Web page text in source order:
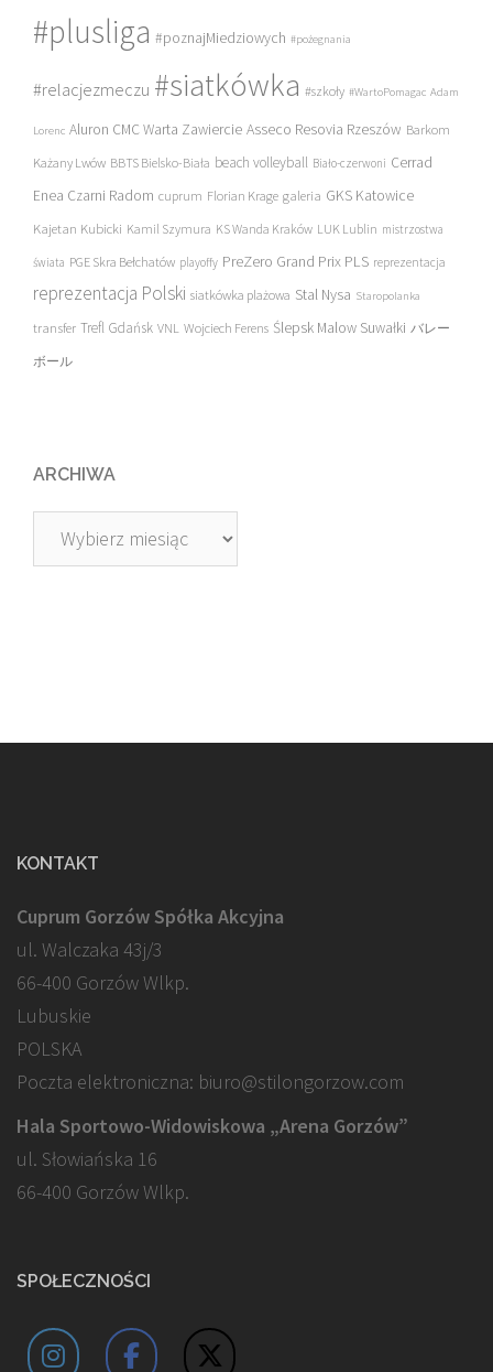
#plusliga #poznajMiedziowych #pożegnania
#relacjezmeczu #siatkówka #szkoły #WartoPomagac Adam
Lorenc Aluron CMC Warta Zawiercie Asseco Resovia Rzeszów Barkom
Każany Lwów BBTS Bielsko-Biała beach volleyball Biało-czerwoni Cerrad
Enea Czarni Radom cuprum Florian Krage galeria GKS Katowice
Kajetan Kubicki Kamil Szymura KS Wanda Kraków LUK Lublin mistrzostwa
świata PGE Skra Bełchatów playoffy PreZero Grand Prix PLS reprezentacja
reprezentacja Polski siatkówka plażowa Stal Nysa Staropolanka
transfer Trefl Gdańsk VNL Wojciech Ferens Ślepsk Malow Suwałki バレー
ボール
ARCHIWA
Archiwa
KONTAKT
Cuprum Gorzów Spółka Akcyjna
ul. Walczaka 43j/3
66-400 Gorzów Wlkp.
Lubuskie
POLSKA
Poczta elektroniczna: biuro@stilongorzow.com
Hala Sportowo-Widowiskowa „Arena Gorzów”
ul. Słowiańska 16
66-400 Gorzów Wlkp.
SPOŁECZNOŚCI